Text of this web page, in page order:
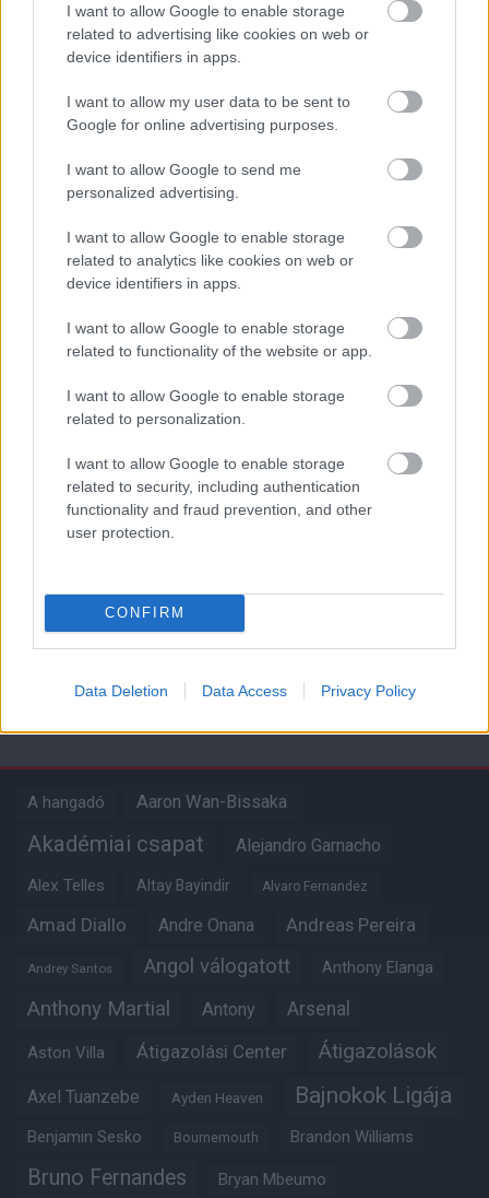
I want to allow Google to enable storage
related to advertising like cookies on web or
device identifiers in apps.
I want to allow my user data to be sent to
Google for online advertising purposes.
I want to allow Google to send me
personalized advertising.
I want to allow Google to enable storage
related to analytics like cookies on web or
device identifiers in apps.
I want to allow Google to enable storage
related to functionality of the website or app.
I want to allow Google to enable storage
related to personalization.
I want to allow Google to enable storage
related to security, including authentication
functionality and fraud prevention, and other
user protection.
CONFIRM
Data Deletion Data Access Privacy Policy
Felkészülési szezon 4. mérkőzés
Nya Ullevi, Göteborg
2026-08-08 17:00
2 nap 1 óra 27 perc 9 másodperc
Leeds Unitedvs Manchester United2026-08-12 20:30
ELŐZŐ MÉRKŐZÉSEK
Támogatás
Támogasd adományoddal
Kapcsolódó hírek
Címkék
A hangadó Aaron Wan-Bissaka
Akadémiai csapat Alejandro Garnacho
Alex Telles Altay Bayindir Alvaro Fernandez
Amad Diallo Andre Onana Andreas Pereira
Andrey Santos Angol válogatott Anthony Elanga
Anthony Martial Antony Arsenal
Aston Villa Átigazolási Center Átigazolások
Axel Tuanzebe Ayden Heaven Bajnokok Ligája
Benjamin Sesko Bournemouth Brandon Williams
Bruno Fernandes Bryan Mbeumo